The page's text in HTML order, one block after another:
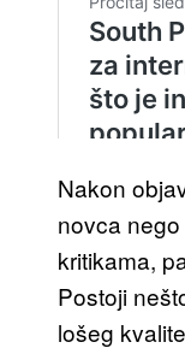
Nakon
novca
kritikama,
Postoji
lošeg